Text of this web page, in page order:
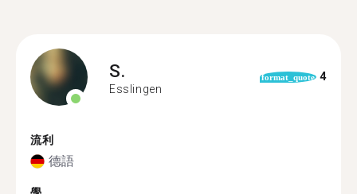
S.
Esslingen
format_quote 4
流利
德語